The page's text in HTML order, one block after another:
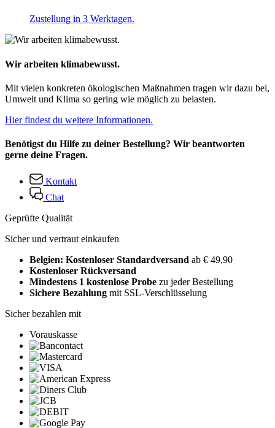
Zustellung in 3 Werktagen.
Wir arbeiten klimabewusst.
Mit vielen konkreten ökologischen Maßnahmen tragen wir dazu bei,
Umwelt und Klima so gering wie möglich zu belasten.
Hier findest du weitere Informationen.
Benötigst du Hilfe zu deiner Bestellung? Wir beantworten
gerne deine Fragen.
Kontakt
Chat
Geprüfte Qualität
Sicher und vertraut einkaufen
Belgien: Kostenloser Standardversand ab € 49,90
Kostenloser Rückversand
Mindestens 1 kostenlose Probe zu jeder Bestellung
Sichere Bezahlung mit SSL-Verschlüsselung
Sicher bezahlen mit
Vorauskasse